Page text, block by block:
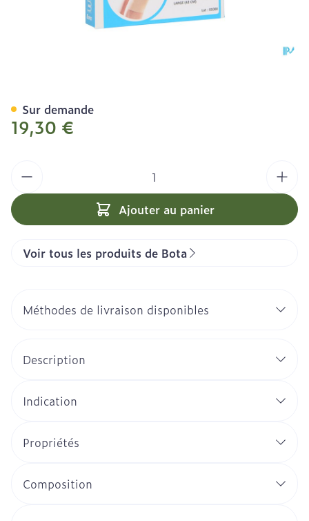
19,30 €
Ajouter au panier
Sur demande
Voir tous les produits de Bota
Méthodes de livraison disponibles
Description
Indication
Propriétés
Composition